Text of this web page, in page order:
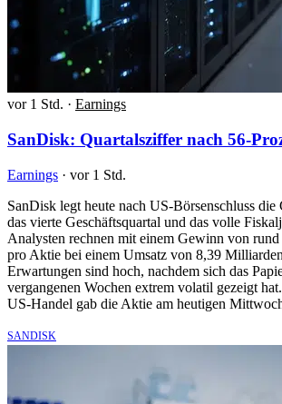
vor 1 Std. · Earnings
SanDisk: Quartalsziffer nach 56-
Earnings · vor 1 Std.
SanDisk legt heute nach US-Börsenschluss die
das vierte Geschäftsquartal und das volle
Analysten rechnen mit einem Gewinn von
pro Aktie bei einem Umsatz von 8,39
Erwartungen sind hoch, nachdem sich das
vergangenen Wochen extrem volatil gezeigt
US-Handel gab die Aktie am heutigen
SANDISK